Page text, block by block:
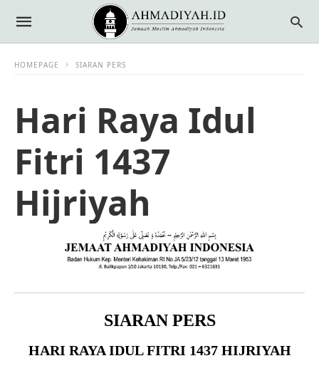
HOMEPAGE SIARAN PERS
Hari Raya Idul
Fitri 1437
Hijriyah
SIARAN PERS
HARI RAYA IDUL FITRI 1437 HIJRIYAH